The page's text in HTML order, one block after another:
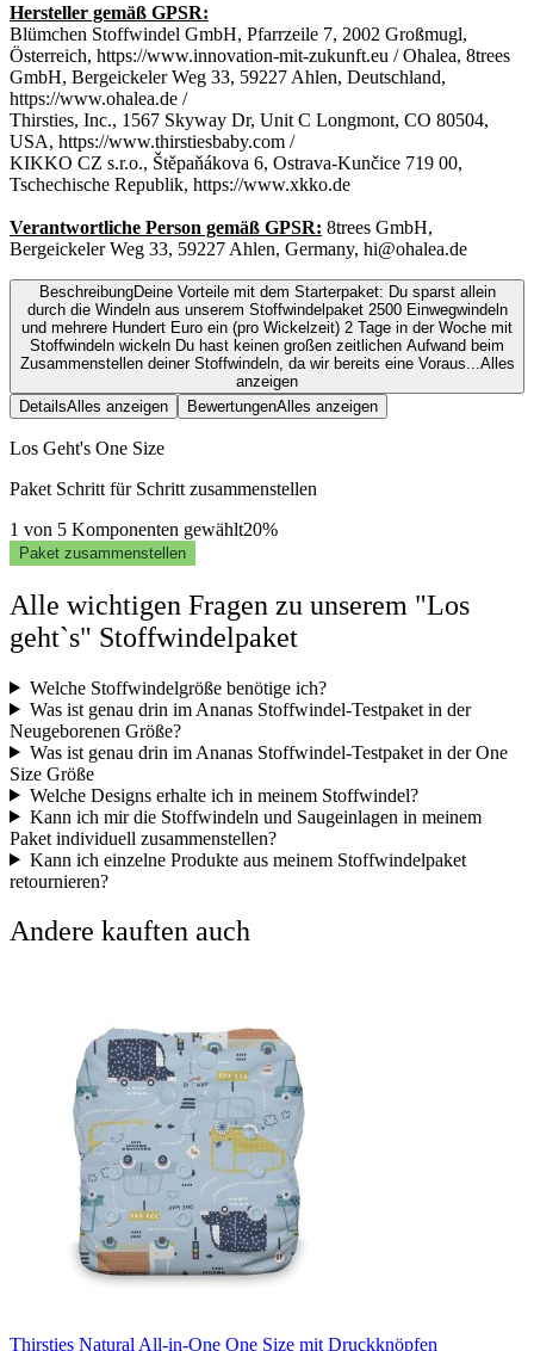
Hersteller gemäß GPSR:
Blümchen Stoffwindel GmbH, Pfarrzeile 7, 2002 Großmugl,
Österreich, https://www.innovation-mit-zukunft.eu / Ohalea, 8trees
GmbH, Bergeickeler Weg 33, 59227 Ahlen, Deutschland,
https://www.ohalea.de /
Thirsties, Inc., 1567 Skyway Dr, Unit C Longmont, CO 80504,
USA, https://www.thirstiesbaby.com /
KIKKO CZ s.r.o., Štěpaňákova 6, Ostrava-Kunčice 719 00,
Tschechische Republik, https://www.xkko.de
Verantwortliche Person gemäß GPSR: 8trees GmbH,
Bergeickeler Weg 33, 59227 Ahlen, Germany, hi@ohalea.de
BeschreibungDeine Vorteile mit dem Starterpaket: Du sparst allein
durch die Windeln aus unserem Stoffwindelpaket 2500 Einwegwindeln
und mehrere Hundert Euro ein (pro Wickelzeit) 2 Tage in der Woche mit
Stoffwindeln wickeln Du hast keinen großen zeitlichen Aufwand beim
Zusammenstellen deiner Stoffwindeln, da wir bereits eine Voraus... Alles
anzeigen
DetailsAlles anzeigen BewertungenAlles anzeigen
Los Geht's One Size
Paket Schritt für Schritt zusammenstellen
1 von 5 Komponenten gewählt20%
Paket zusammenstellen
Alle wichtigen Fragen zu unserem "Los
geht`s" Stoffwindelpaket
Welche Stoffwindelgröße benötige ich?
Was ist genau drin im Ananas Stoffwindel-Testpaket in der
Neugeborenen Größe?
Was ist genau drin im Ananas Stoffwindel-Testpaket in der One
Size Größe
Welche Designs erhalte ich in meinem Stoffwindel?
Kann ich mir die Stoffwindeln und Saugeinlagen in meinem
Paket individuell zusammenstellen?
Kann ich einzelne Produkte aus meinem Stoffwindelpaket
retournieren?
Andere kauften auch
Thirsties Natural All-in-One One Size mit Druckknöpfen